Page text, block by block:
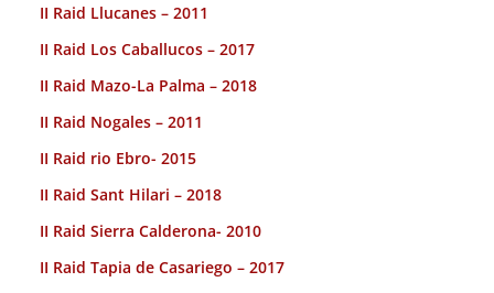
II Raid Llucanes – 2011
II Raid Los Caballucos – 2017
II Raid Mazo-La Palma – 2018
II Raid Nogales – 2011
II Raid rio Ebro- 2015
II Raid Sant Hilari – 2018
II Raid Sierra Calderona- 2010
II Raid Tapia de Casariego – 2017